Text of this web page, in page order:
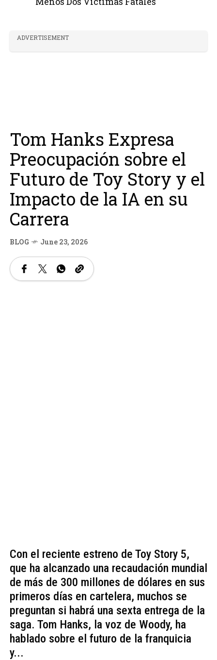
ADVERTISEMENT
Tom Hanks Expresa
Preocupación sobre el
Futuro de Toy Story y el
Impacto de la IA en su
Carrera
BLOG June 23, 2026
Con el reciente estreno de Toy Story 5,
que ha alcanzado una recaudación mundial
de más de 300 millones de dólares en sus
primeros días en cartelera, muchos se
preguntan si habrá una sexta entrega de la
saga. Tom Hanks, la voz de Woody, ha
hablado sobre el futuro de la franquicia
y...